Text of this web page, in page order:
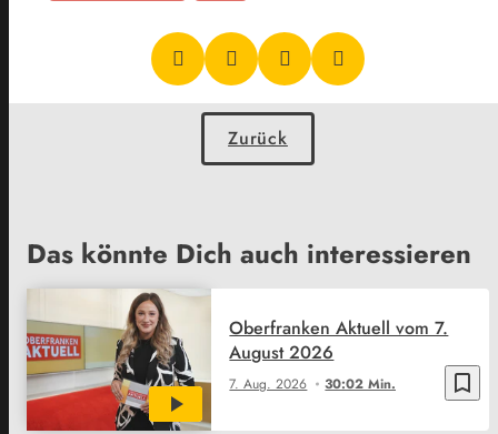
Zurück
Das könnte Dich auch interessieren
bookmark_border
7. Aug. 2026 30:02 Min.
Oberfranken Aktuell vom 7.
August 2026